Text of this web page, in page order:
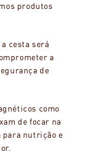
produtos
cesta será
a
de
como
de focar na
para nutrição e